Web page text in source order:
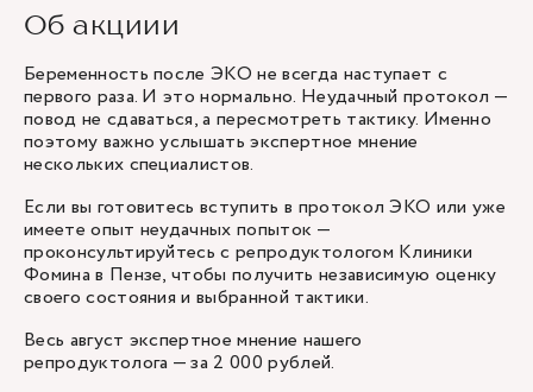
Об акциии
Беременность после ЭКО не всегда наступает с
первого раза. И это нормально. Неудачный протокол —
повод не сдаваться, а пересмотреть тактику. Именно
поэтому важно услышать экспертное мнение
нескольких специалистов.
Если вы готовитесь вступить в протокол ЭКО или уже
имеете опыт неудачных попыток —
проконсультируйтесь с репродуктологом Клиники
Фомина в Пензе, чтобы получить независимую оценку
своего состояния и выбранной тактики.
Весь август экспертное мнение нашего
репродуктолога — за 2 000 рублей.